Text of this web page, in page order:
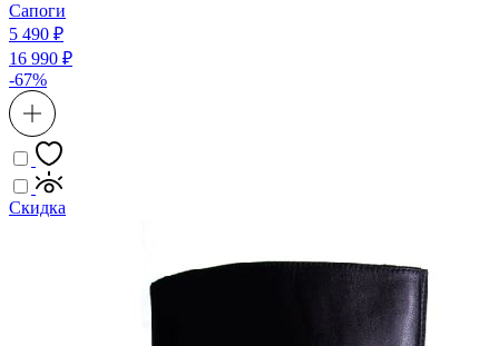
Сапоги
5 490 ₽
16 990 ₽
-67%
Скидка